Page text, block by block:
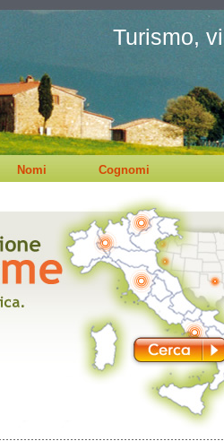
Turismo,
Nomi Cognomi